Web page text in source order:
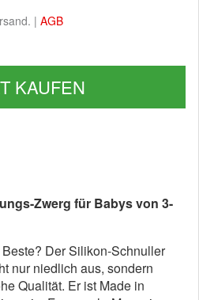
| AGB
KAUFEN
Zwerg für Babys von 3-
Der Silikon-Schnuller
nur niedlich aus, sondern
Qualität. Er ist Made in